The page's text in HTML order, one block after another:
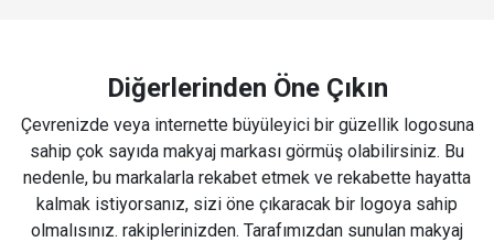
Diğerlerinden Öne Çıkın
Çevrenizde veya internette büyüleyici bir güzellik logosuna
sahip çok sayıda makyaj markası görmüş olabilirsiniz. Bu
nedenle, bu markalarla rekabet etmek ve rekabette hayatta
kalmak istiyorsanız, sizi öne çıkaracak bir logoya sahip
olmalısınız. rakiplerinizden. Tarafımızdan sunulan makyaj